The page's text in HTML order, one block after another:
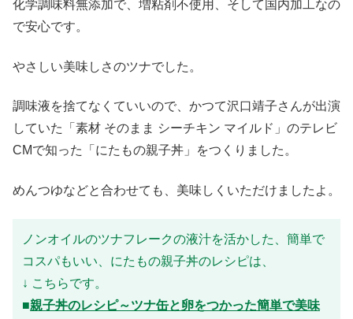
化学調味料無添加で、増粘剤不使用、そして国内加工なの
で安心です。
やさしい美味しさのツナでした。
調味液を捨てなくていいので、かつて沢口靖子さんが出演
していた「素材 そのまま シーチキン マイルド」のテレビ
CMで知った「にたもの親子丼」をつくりました。
めんつゆなどと合わせても、美味しくいただけましたよ。
ノンオイルのツナフレークの液汁を活かした、簡単で
コスパもいい、にたもの親子丼のレシピは、
↓ こちらです。
■親子丼のレシピ～ツナ缶と卵をつかった簡単で美味